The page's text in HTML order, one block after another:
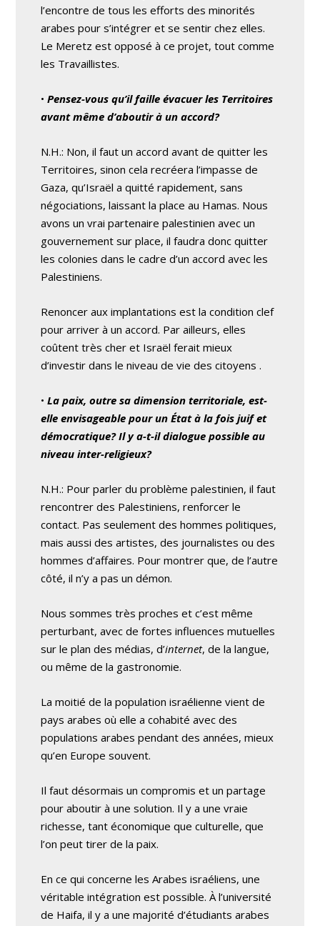
l’encontre de tous les efforts des minorités
arabes pour s’intégrer et se sentir chez elles.
Le Meretz est opposé à ce projet, tout comme
les Travaillistes.
•Pensez-vous qu’il faille évacuer les Territoires
avant même d’aboutir à un accord?
N.H.: Non, il faut un accord avant de quitter les
Territoires, sinon cela recréera l’impasse de
Gaza, qu’Israël a quitté rapidement, sans
négociations, laissant la place au Hamas. Nous
avons un vrai partenaire palestinien avec un
gouvernement sur place, il faudra donc quitter
les colonies dans le cadre d’un accord avec les
Palestiniens.
Renoncer aux implantations est la condition clef
pour arriver à un accord. Par ailleurs, elles
coûtent très cher et Israël ferait mieux
d’investir dans le niveau de vie des citoyens .
•La paix, outre sa dimension territoriale, est-
elle envisageable pour un État à la fois juif et
démocratique? Il y a-t-il dialogue possible au
niveau inter-religieux?
N.H.: Pour parler du problème palestinien, il faut
rencontrer des Palestiniens, renforcer le
contact. Pas seulement des hommes politiques,
mais aussi des artistes, des journalistes ou des
hommes d’affaires. Pour montrer que, de l’autre
côté, il n’y a pas un démon.
Nous sommes très proches et c’est même
perturbant, avec de fortes influences mutuelles
sur le plan des médias, d’internet, de la langue,
ou même de la gastronomie.
La moitié de la population israélienne vient de
pays arabes où elle a cohabité avec des
populations arabes pendant des années, mieux
qu’en Europe souvent.
Il faut désormais un compromis et un partage
pour aboutir à une solution. Il y a une vraie
richesse, tant économique que culturelle, que
l’on peut tirer de la paix.
En ce qui concerne les Arabes israéliens, une
véritable intégration est possible. À l’université
de Haifa, il y a une majorité d’étudiants arabes